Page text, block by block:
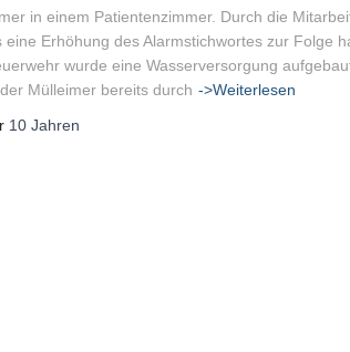
in einem Patientenzimmer. Durch die
eine Erhöhung des Alarmstichwortes zur Folge
wurde eine Wasserversorgung
Mülleimer bereits durch ->Weiterlesen
10 Jahren